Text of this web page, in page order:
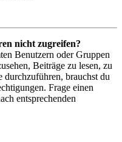
nicht zugreifen?
Benutzern oder Gruppen
Beiträge zu lesen, zu
durchzuführen, brauchst du
Frage einen
entsprechenden